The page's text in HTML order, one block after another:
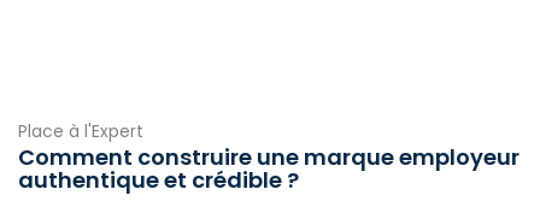
Place à l'Expert
Comment construire une marque employeur
authentique et crédible ?